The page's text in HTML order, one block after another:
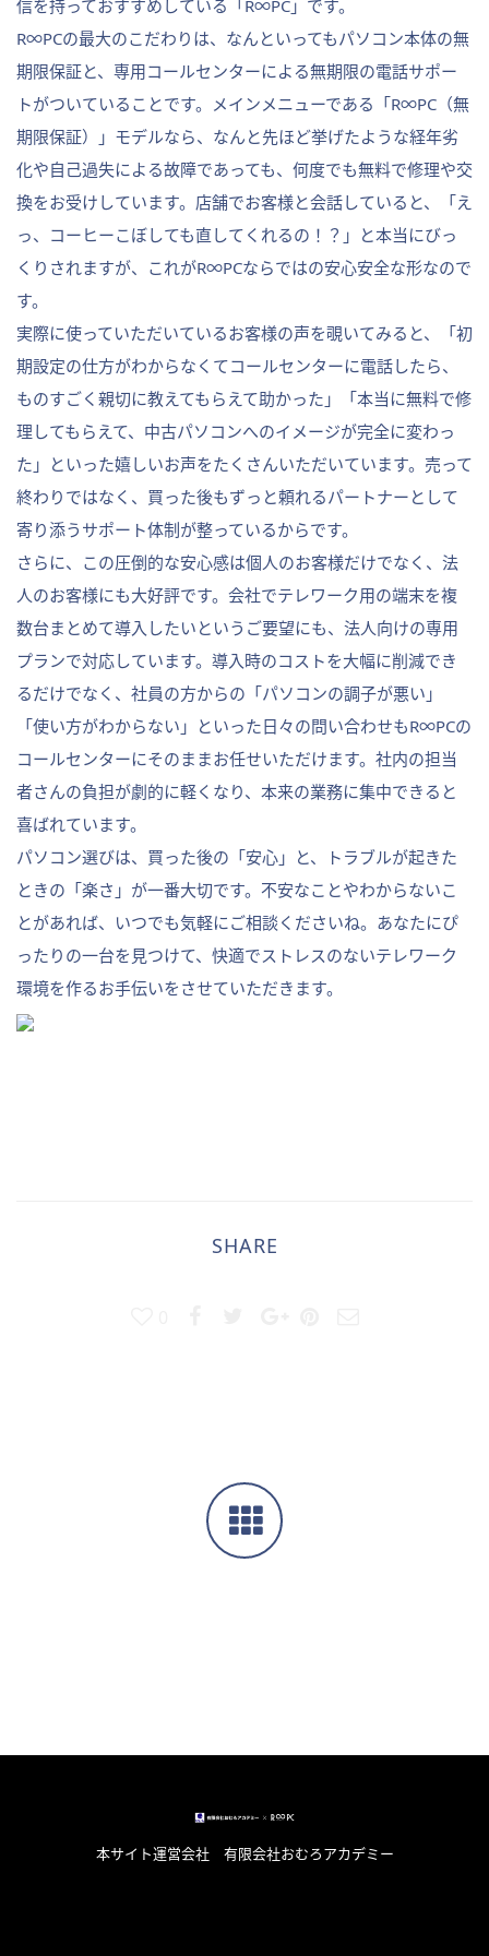
信を持っておすすめしている「R∞PC」です。
R∞PCの最大のこだわりは、なんといってもパソコン本体の無
期限保証と、専用コールセンターによる無期限の電話サポー
トがついていることです。メインメニューである「R∞PC（無
期限保証）」モデルなら、なんと先ほど挙げたような経年劣
化や自己過失による故障であっても、何度でも無料で修理や交
換をお受けしています。店舗でお客様と会話していると、「え
っ、コーヒーこぼしても直してくれるの！？」と本当にびっ
くりされますが、これがR∞PCならではの安心安全な形なので
す。
実際に使っていただいているお客様の声を覗いてみると、「初
期設定の仕方がわからなくてコールセンターに電話したら、
ものすごく親切に教えてもらえて助かった」「本当に無料で修
理してもらえて、中古パソコンへのイメージが完全に変わっ
た」といった嬉しいお声をたくさんいただいています。売って
終わりではなく、買った後もずっと頼れるパートナーとして
寄り添うサポート体制が整っているからです。
さらに、この圧倒的な安心感は個人のお客様だけでなく、法
人のお客様にも大好評です。会社でテレワーク用の端末を複
数台まとめて導入したいというご要望にも、法人向けの専用
プランで対応しています。導入時のコストを大幅に削減でき
るだけでなく、社員の方からの「パソコンの調子が悪い」
「使い方がわからない」といった日々の問い合わせもR∞PCの
コールセンターにそのままお任せいただけます。社内の担当
者さんの負担が劇的に軽くなり、本来の業務に集中できると
喜ばれています。
パソコン選びは、買った後の「安心」と、トラブルが起きた
ときの「楽さ」が一番大切です。不安なことやわからないこ
とがあれば、いつでも気軽にご相談くださいね。あなたにぴ
ったりの一台を見つけて、快適でストレスのないテレワーク
環境を作るお手伝いをさせていただきます。
SHARE
本サイト運営会社 有限会社おむろアカデミー